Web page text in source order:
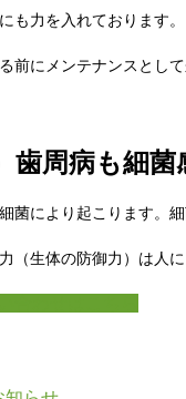
も力を入れております
前にメンテナンスとし
歯周病も細菌
菌により起こります。
（生体の防御力）は人